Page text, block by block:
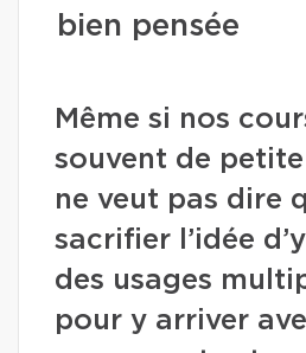
bien pensée
Même si nos
souvent de
ne veut pas dire
sacrifier l’idée
des usages
pour y arriver